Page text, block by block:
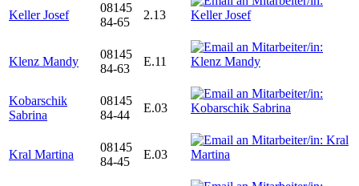
Keller Josef
08145
84-65
2.13
Klenz Mandy
08145
84-63
E.11
Kobarschik
Sabrina
08145
84-44
E.03
Kral Martina
08145
84-45
E.03